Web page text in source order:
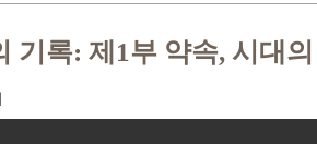
기록: 제1부 약속, 시대